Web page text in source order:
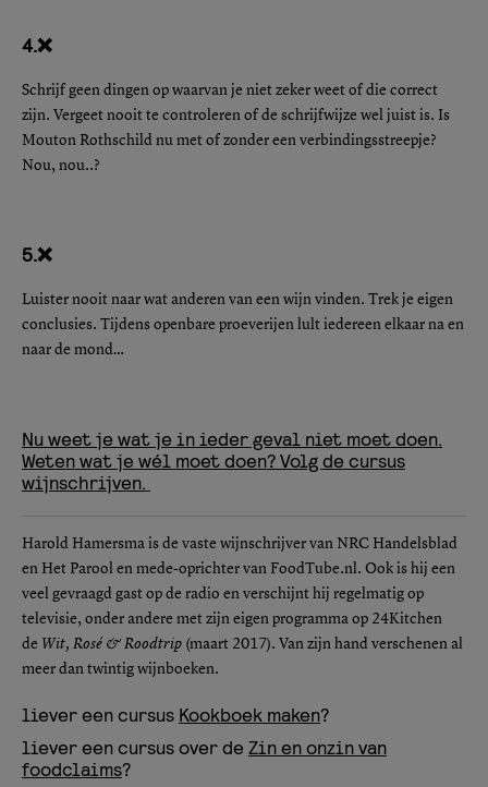
4.❌
Schrijf geen dingen op waarvan je niet zeker weet of die correct
zijn. Vergeet nooit te controleren of de schrijfwijze wel juist is. Is
Mouton Rothschild nu met of zonder een verbindingsstreepje?
Nou, nou..?
5.❌
Luister nooit naar wat anderen van een wijn vinden. Trek je eigen
conclusies. Tijdens openbare proeverijen lult iedereen elkaar na en
naar de mond…
Nu weet je wat je in ieder geval niet moet doen.
Weten wat je wél moet doen? Volg de cursus
wijnschrijven.
Harold Hamersma is de vaste wijnschrijver van NRC Handelsblad
en Het Parool en mede-oprichter van FoodTube.nl. Ook is hij een
veel gevraagd gast op de radio en verschijnt hij regelmatig op
televisie, onder andere met zijn eigen programma op 24Kitchen
de Wit, Rosé & Roodtrip (maart 2017). Van zijn hand verschenen al
meer dan twintig wijnboeken.
liever een cursus Kookboek maken?
liever een cursus over de Zin en onzin van
foodclaims?